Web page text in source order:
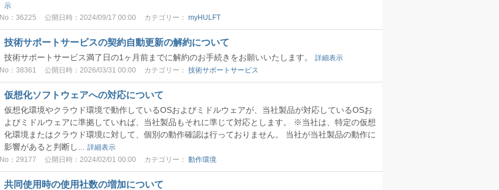
示
No：36225 公開日時：2024/09/17 00:00 カテゴリー： myHULFT
技術サポートサービスの契約自動更新の解約について
技術サポートサービス満了日の1ヶ月前までに解約のお手続きをお願いいたします。 詳細表示
No：38361 公開日時：2026/03/31 00:00 カテゴリー： 技術サポートサービス
仮想化ソフトウェアへの対応について
仮想化環境やクラウド環境で動作しているOSおよびミドルウェアが、当社製品が対応しているOSお
よびミドルウェアに準拠していれば、当社製品もそれに準じて対応とします。 ※当社は、特定の仮想
化環境またはクラウド環境に対して、個別の動作確認は行っておりません。 当社が当社製品の動作に
影響があると判断し...
詳細表示
No：29177 公開日時：2024/02/01 00:00 カテゴリー： 動作環境
共同使用時の使用社数の増加について